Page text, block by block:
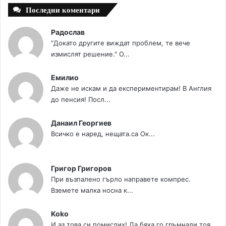
Последни коментари
Радослав
"Докато другите виждат проблем, те вече
измислят решение." О...
Емилио
Даже не искам и да експериментирам! В Англия
до пенсия! Посл...
Данаил Георгиев
Всичко е наред, нещата.са Ок...
Григор Григоров
При възпалено гърло направете компрес.
Вземете малка носна к...
Koko